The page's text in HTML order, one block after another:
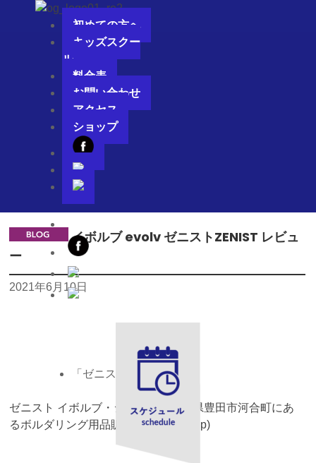
ボルダリングジム OVERGROUND
お電話でのご予約・お問い合わせ
営業時間：平日14:00～23:00 土日祝 12:00～21:00(不定休)
初めての方へ
キッズスクール
料金表
お問い合わせ
アクセス
初めての方へ
キッズスクー
ル
料金表
お問い合わせ
アクセス
ショップ
THE DAILY BLOG
イボルブ evolv ゼニストZENIST レビュ
ー
2021年6月10日
「ゼニストZENIST」
ゼニスト イボルブ・ジャパン｜愛知県豊田市河合町にあ
るボルダリング用品販売 (evolv-shop.jp)